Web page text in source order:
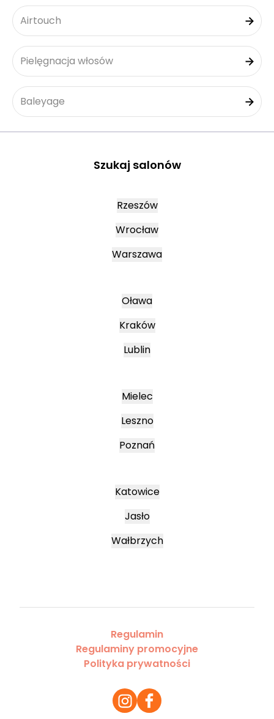
Airtouch
Pielęgnacja włosów
Baleyage
Szukaj salonów
Rzeszów
Wrocław
Warszawa
Oława
Kraków
Lublin
Mielec
Leszno
Poznań
Katowice
Jasło
Wałbrzych
Regulamin
Regulaminy promocyjne
Polityka prywatności